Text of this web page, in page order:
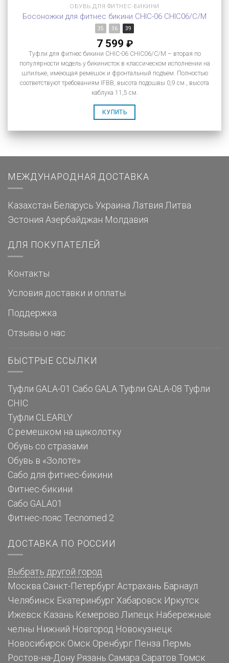
ОБУВЬ ДЛЯ ФИТНЕС-БИКИНИ
Босоножки для фитнес бикини CHIC-06 CHIC06/C/M
35 36 39
7 599 ₽
Туфли для фитнес бикини CHIC-06 CHIC06/C/M – вторая по
популярности модель у бикинисток в классическом исполнении на
шпильке, имеющая ремешок и фронтальный подъем. Полностью
соответствуют требованиям IFBB, высота подошвы 0,9 см., высота
каблука 11,5 см.
КУПИТЬ
МЕЖДУНАРОДНАЯ ДОСТАВКА
Казахстан Беларусь Украина Латвия Литва
Эстония Азербайджан Молдавия
ДЛЯ ПОКУПАТЕЛЕЙ
Контакты
Условия доставки и оплаты
Поддержка
Отзывы о нас
БЫСТРЫЕ ССЫЛКИ
Туфли GALA-01 Сабо GALA Туфли GALA-08 Туфли
CHIC
Туфли CLEARLY
С ремешком на щиколотку
Обувь со стразами
Обувь в «Золоте»
Сабо для фитнес-бикини
Фитнес-бикини
Сабо GALA01
Фитнес-пояс Tecnomed 2
ДОСТАВКА ПО РОССИИ
Выбрать другой город
Москва Санкт-Петербург Астрахань Барнаул
Челябинск Екатеринбург Хабаровск Иркутск
Ижевск Казань Кемерово Липецк Набережные
челны Нижний Новгород Новокузнецк
Новосибирск Омск Оренбург Пенза Пермь
Ростов-на-Дону Рязань Самара Саратов Томск